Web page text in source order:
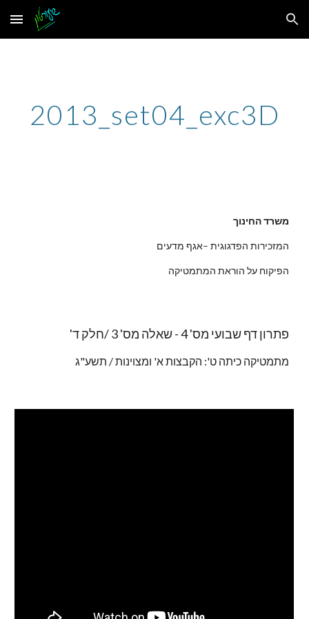
Skip to main content Skip to navigation
2013_set04_exc3D
משרד החינוך
המזכירות הפדגוגית –אגף מדעים
הפיקוח על הוראת המתמטיקה
פתרון דף שבועי מס' 4 - שאלה מס' 3 /חלק ד'
מתמטיקה כיתה ט': הקבצות א' ומצוינות / תשע"ג